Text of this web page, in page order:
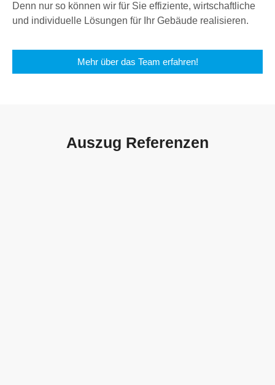
Denn nur so können wir für Sie effiziente, wirtschaftliche
und individuelle Lösungen für Ihr Gebäude realisieren.
Mehr über das Team erfahren!
Auszug Referenzen